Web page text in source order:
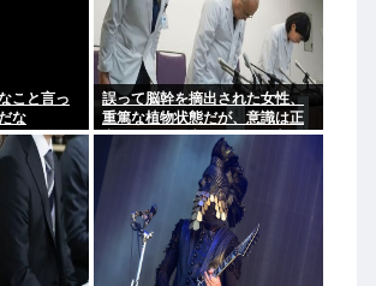
こと言っ
な
誤って脳幹を摘出された女性、
重篤な植物状態だが、意識は正
常で何かを思考していると判明